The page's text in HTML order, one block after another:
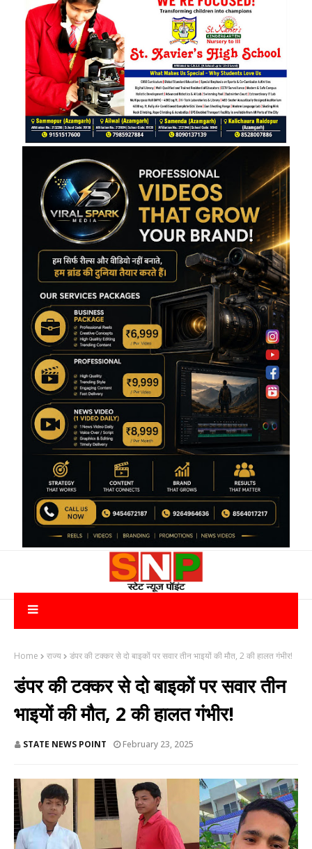
Home राज्य डंपर की टक्कर से दो बाइकों पर सवार तीन भाइयों की मौत, 2 की हालत गंभीर!
डंपर की टक्कर से दो बाइकों पर सवार तीन
भाइयों की मौत, 2 की हालत गंभीर!
STATE NEWS POINT February 23, 2025